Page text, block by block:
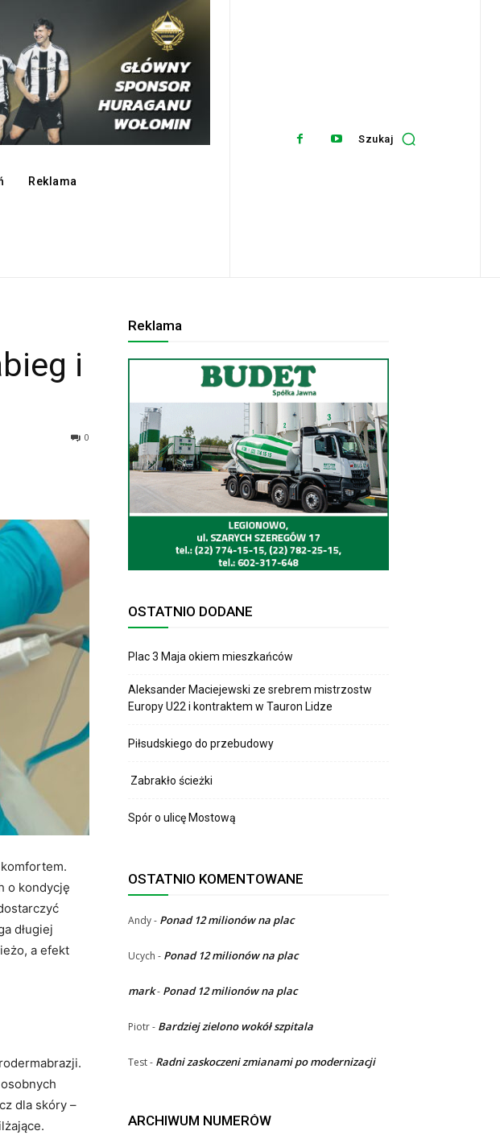
Reklama
Szukaj
i
0
o kondycję
długiej
a efekt
dla skóry –
Reklama
OSTATNIO DODANE
Plac 3 Maja okiem mieszkańców
Aleksander Maciejewski ze srebrem mistrzostw
Europy U22 i kontraktem w Tauron Lidze
Piłsudskiego do przebudowy
Zabrakło ścieżki
Spór o ulicę Mostową
OSTATNIO KOMENTOWANE
Andy- Ponad 12 milionów na plac
Ucych - Ponad 12 milionów na plac
mark- Ponad 12 milionów na plac
Piotr- Bardziej zielono wokół szpitala
Test- Radni zaskoczeni zmianami po modernizacji
ARCHIWUM NUMERÓW